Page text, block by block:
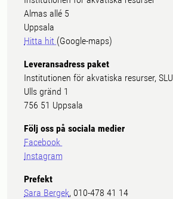
Almas allé 5
Uppsala
Hitta hit (Google-maps)
Leveransadress paket
Institutionen för akvatiska resurser, SLU
Ulls gränd 1
756 51 Uppsala
Följ oss på sociala medier
Facebook
Instagram
Prefekt
Sara Bergek, 010-478 41 14